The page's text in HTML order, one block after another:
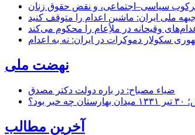
سرکوب سیاسی–اجتماعی، و نقض حقوق زنان
وقیحانه در ملأِعام را محکوم می‌کند
سکولار دموکرات در ایران: نه به اعدام
نهضت ملی
ضیاء مصباح: در باره دولت دکتر مصدق
آخرین مطالب